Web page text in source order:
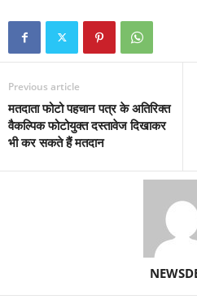
Previous article
मतदाता फोटो पहचान पत्र के अतिरिक्त
वैकल्पिक फोटोयुक्त दस्तावेज दिखाकर
भी कर सकते हैं मतदान